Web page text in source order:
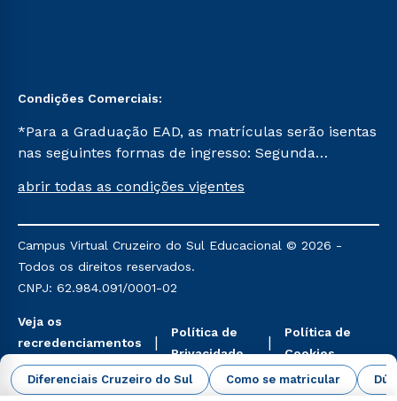
Diferenciais Cruzeiro do Sul Como se matricular
Condições Comerciais:
*Para a Graduação EAD, as matrículas serão isentas
nas seguintes formas de ingresso: Segunda
Já para as demais, a taxa de matrícula será de R$
mencionadas são referentes aos cursos: Ensino
Religioso, Geografia para a Docência e Metodologia
do Ensino de História: Questões Atuais.
abrir todas as condições vigentes
Campus Virtual Cruzeiro do Sul Educacional © 2026 -
Todos os direitos reservados.
CNPJ: 62.984.091/0001-02
Veja os
recredenciamentos
aqui
Política de
Privacidade
Política de
Cookies